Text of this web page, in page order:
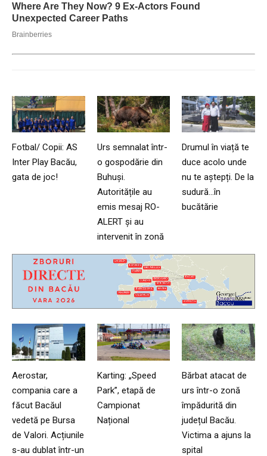
Fotbal/ Copii: AS
Inter Play Bacău,
gata de joc!
Urs semnalat într-
o gospodărie din
Buhuși.
Autoritățile au
emis mesaj RO-
ALERT și au
intervenit în zonă
Drumul în viață te
duce acolo unde
nu te aștepți. De la
sudură…în
bucătărie
Aerostar,
compania care a
făcut Bacăul
vedetă pe Bursa
de Valori. Acțiunile
s-au dublat într-un
Karting: „Speed
Park”, etapă de
Campionat
Național
Bărbat atacat de
urs într-o zonă
împădurită din
județul Bacău.
Victima a ajuns la
spital